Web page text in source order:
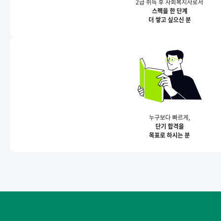
2급 취득 후 사회복지사로서
스펙을 한 단계
더 쌓고 싶으신 분
누구보다 빠르게,
단기 합격을
목표로 하시는 분